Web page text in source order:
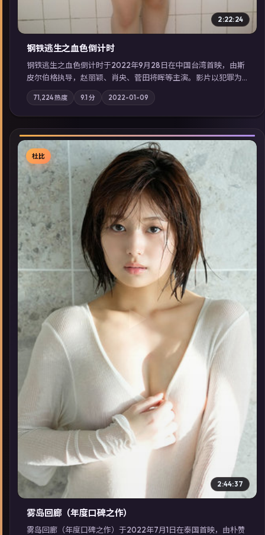
2:22:24
钢铁逃生之血色倒计时
钢铁逃生之血色倒计时于2022年9月28日在中国台湾首映，由斯
皮尔伯格执导，赵丽颖、肖央、菅田将晖等主演。影片以犯罪为
叙事主轴，失踪人口档案牵出跨国灰色产业链；摄影与配乐强化
地域气质；站内亦可通过「国产免费观看高清电视剧在线看」延
展检索同类型高分佳作，畅享高清在线追剧体验。
71,224热度 9.1分 2022-01-09
▶
杜比
2:44:37
雾岛回廊（年度口碑之作）
雾岛回廊（年度口碑之作）于2022年7月1日在泰国首映，由朴赞